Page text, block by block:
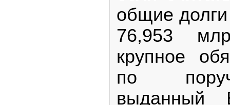
общие
76,953
крупное
по
выданный